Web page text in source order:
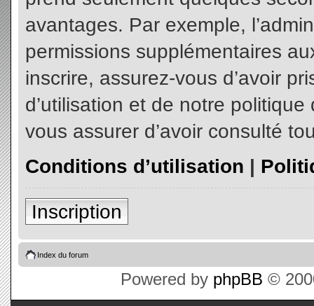
avantages. Par exemple,
permissions supplémentaires
inscrire, assurez-vous d’avoir
d’utilisation et de notre
vous assurer d’avoir consulté
Conditions d’utilisation |
Inscription
Index du forum
Powered by phpBB ©